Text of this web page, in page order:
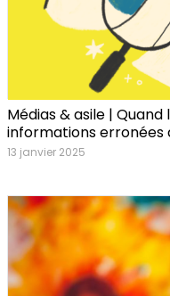
Médias & asile |
informations
13 janvier 2025